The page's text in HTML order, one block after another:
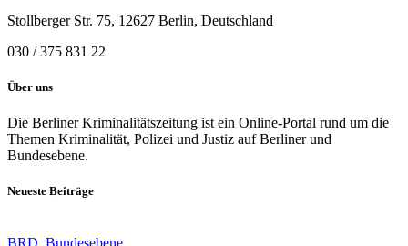
Stollberger Str. 75, 12627 Berlin, Deutschland
030 / 375 831 22
Über uns
Die Berliner Kriminalitätszeitung ist ein Online-Portal rund um die
Themen Kriminalität, Polizei und Justiz auf Berliner und
Bundesebene.
Neueste Beiträge